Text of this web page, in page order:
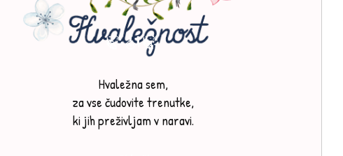
🍃🎻🍃
Hvaležna sem,
za vse čudovite trenutke,
ki jih preživljam v naravi.